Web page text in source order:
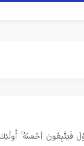
فَيَتَّبِعُونَ أَحْسَنَهُ